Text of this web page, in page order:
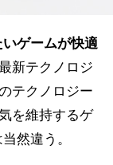
いゲームが快適
新テクノロジ
テクノロジー
を維持するゲ
然違う。